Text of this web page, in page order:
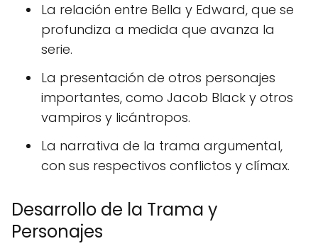
La relación entre Bella y Edward, que se
profundiza a medida que avanza la
serie.
La presentación de otros personajes
importantes, como Jacob Black y otros
vampiros y licántropos.
La narrativa de la trama argumental,
con sus respectivos conflictos y clímax.
Desarrollo de la Trama y
Personajes